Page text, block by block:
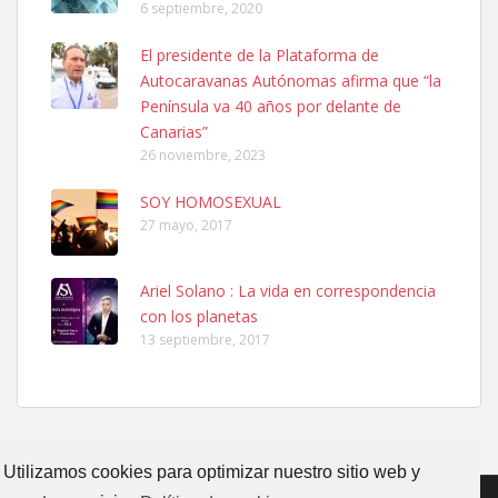
Utilizamos cookies para optimizar nuestro sitio web y
Ninfa perdida
El día 5 se los perdió una ninfa papillera, asustada tiene miedo a la
calle, se perdió por la zon...
Leales.org » Gran Canaria
6.7.2025
Adopcion
Busco casa de acogida para mi perrita ya que por temas de trabajo
no la puedo tener. Solo gente r...
6 septiembre, 2020
El presidente de la Plataforma de
Autocaravanas Autónomas afirma que “la
Península va 40 años por delante de
Canarias”
26 noviembre, 2023
SOY HOMOSEXUAL
27 mayo, 2017
Ariel Solano : La vida en correspondencia
con los planetas
13 septiembre, 2017